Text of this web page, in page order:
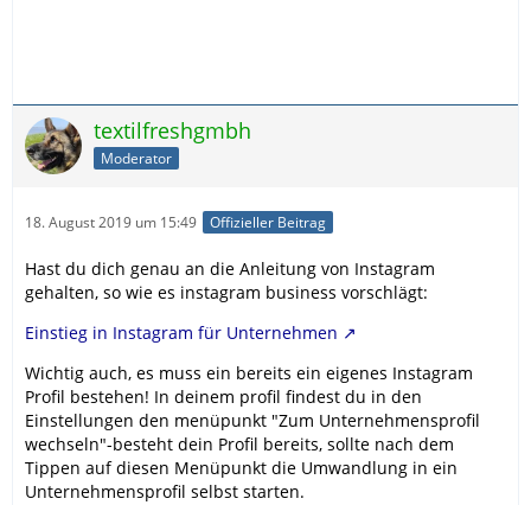
textilfreshgmbh
Moderator
18. August 2019 um 15:49 Offizieller Beitrag
Hast du dich genau an die Anleitung von Instagram
gehalten, so wie es instagram business vorschlägt:
Einstieg in Instagram für Unternehmen
Wichtig auch, es muss ein bereits ein eigenes Instagram
Profil bestehen! In deinem profil findest du in den
Einstellungen den menüpunkt "Zum Unternehmensprofil
wechseln"-besteht dein Profil bereits, sollte nach dem
Tippen auf diesen Menüpunkt die Umwandlung in ein
Unternehmensprofil selbst starten.